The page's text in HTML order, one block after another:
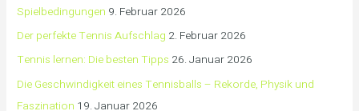
Spielbedingungen 9. Februar 2026
Der perfekte Tennis Aufschlag 2. Februar 2026
Tennis lernen: Die besten Tipps 26. Januar 2026
Die Geschwindigkeit eines Tennisballs – Rekorde, Physik und
Faszination 19. Januar 2026